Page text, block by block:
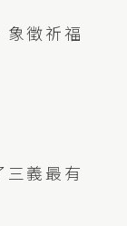
象徵祈福
三義最有